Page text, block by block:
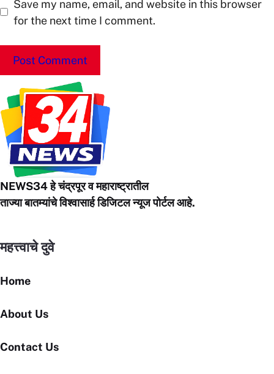
Save my name, email, and website in this browser
for the next time I comment.
NEWS34 हे चंद्रपूरव महाराष्ट्रातील
ताज्या बातम्यांचे विश्वासार्ह डिजिटल न्यूज पोर्टल आहे.
महत्त्वाचे दुवे
Home
About Us
Contact Us